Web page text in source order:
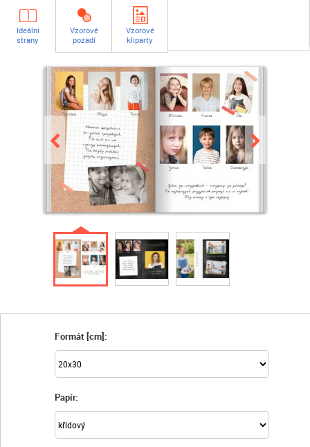
Ideální
strany
Vzorové
pozadí
Vzorové
kliparty
Formát [cm]:
Papír: